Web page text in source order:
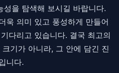
성을 탐색해 보시길 바랍니다.
욱 의미 있고 풍성하게 만들어
다리고 있습니다. 결국 최고의
기가 아니라, 그 안에 담긴 진
니다.